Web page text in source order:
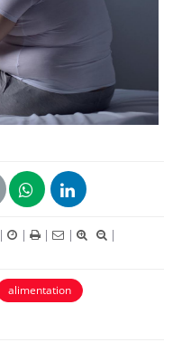
| | | |
|
alimentation